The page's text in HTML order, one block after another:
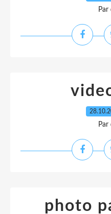
Par
Par
photo